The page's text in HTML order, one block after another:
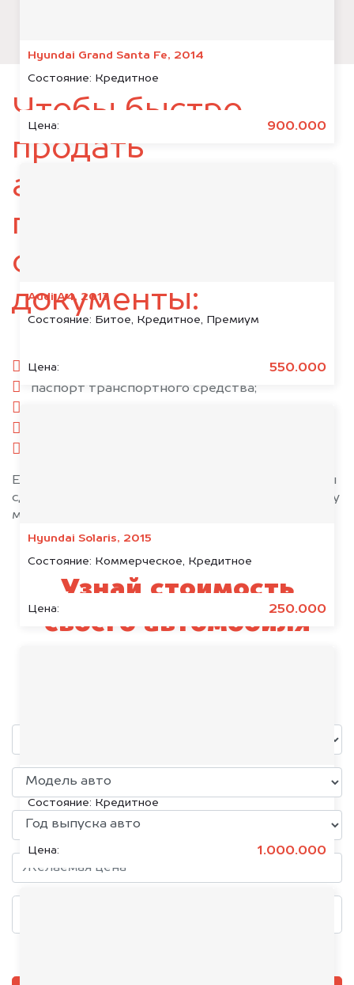
Hyundai Grand Santa Fe, 2014
Состояние: Кредитное
Цена: 900.000
Audi A4, 2013
Состояние: Битое, Кредитное, Премиум
Цена: 550.000
Hyundai Solaris, 2015
Состояние: Коммерческое, Кредитное
Цена: 250.000
KIA K5, 2020
Состояние: Кредитное
Цена: 1.000.000
Чтобы быстро
продать
автомобиль,
подготовьте
следующие
документы:
паспорт гражданина РФ;
паспорт транспортного средства;
Если у вас нет всех документов, то наши юристы
сделают всё возможное, чтобы оформить сделку
максимально быстро!
Узнай стоимость
своего автомобиля